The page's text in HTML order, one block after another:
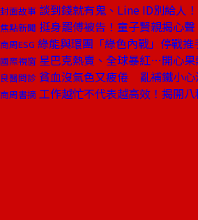
封面故事 談到錢就有鬼、Line ID別給人
焦點新聞 挺身罷傅被告！童子賢親揭心
商周ESG 綠能與環團「綠色內戰」停戰
國際視窗 星巴克熱賣、全球暴紅⋯開心
良醫問診 貧血沒氣色又疲倦 亂補鐵小心
商周書摘 工作越忙不代表越高效！揭開八